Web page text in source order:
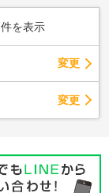
件を表示
変更
変更